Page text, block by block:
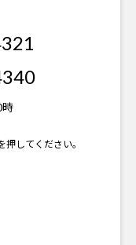
時
してください。